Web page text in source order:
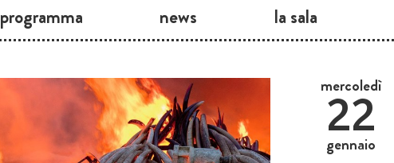
programma news la sala
mercoledì
22
gennaio